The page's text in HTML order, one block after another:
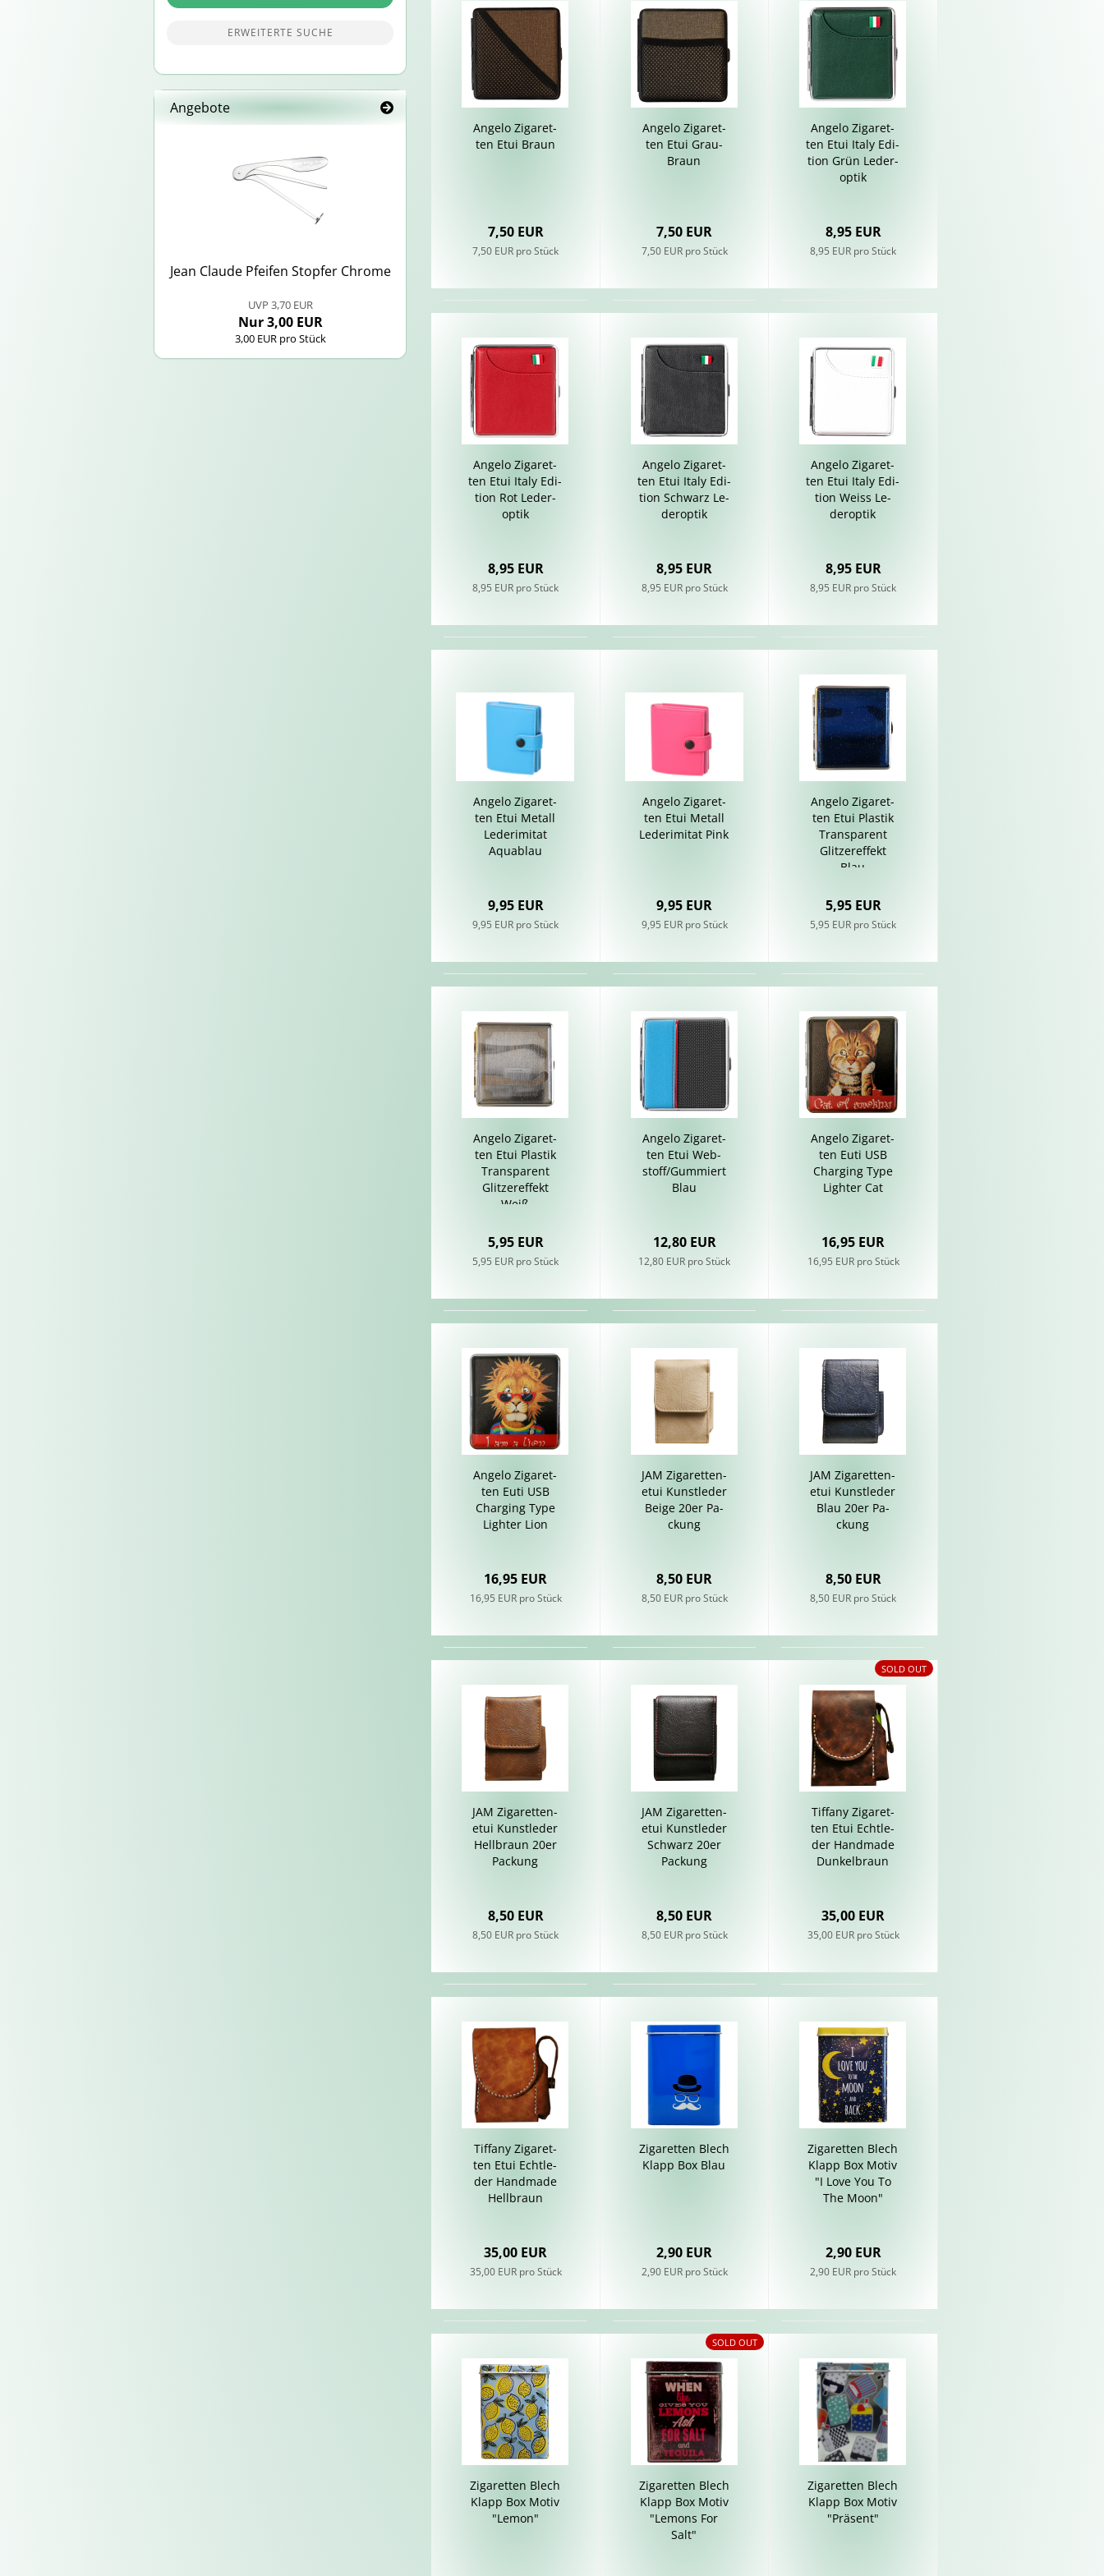
An­ge­lo Zi­ga­ret­
ten Etui Braun
7,50 EUR
7,50 EUR pro Stück
An­ge­lo Zi­ga­ret­
ten Etui Grau-​
Braun
7,50 EUR
7,50 EUR pro Stück
An­ge­lo Zi­ga­ret­
ten Etui Italy Edi­
ti­on Grün Le­der­
op­tik
8,95 EUR
8,95 EUR pro Stück
An­ge­lo Zi­ga­ret­
ten Etui Italy Edi­
ti­on Rot Le­der­
op­tik
8,95 EUR
8,95 EUR pro Stück
An­ge­lo Zi­ga­ret­
ten Etui Italy Edi­
ti­on Schwarz Le­
der­op­tik
8,95 EUR
8,95 EUR pro Stück
An­ge­lo Zi­ga­ret­
ten Etui Italy Edi­
ti­on Weiss Le­
der­op­tik
8,95 EUR
8,95 EUR pro Stück
An­ge­lo Zi­ga­ret­
ten Etui Me­tall
Le­der­imi­tat
Aqua­blau
9,95 EUR
9,95 EUR pro Stück
An­ge­lo Zi­ga­ret­
ten Etui Me­tall
Le­der­imi­tat Pink
9,95 EUR
9,95 EUR pro Stück
An­ge­lo Zi­ga­ret­
ten Etui Plas­tik
Trans­pa­rent
Glit­zer­ef­fekt
Blau
5,95 EUR
5,95 EUR pro Stück
An­ge­lo Zi­ga­ret­
ten Etui Plas­tik
Trans­pa­rent
Glit­zer­ef­fekt
Weiß
5,95 EUR
5,95 EUR pro Stück
An­ge­lo Zi­ga­ret­
ten Etui Web­
stoff/Gum­mi­ert
Blau
12,80 EUR
12,80 EUR pro Stück
An­ge­lo Zi­ga­ret­
ten Euti USB
Char­ging Type
Ligh­ter Cat
16,95 EUR
16,95 EUR pro Stück
An­ge­lo Zi­ga­ret­
ten Euti USB
Char­ging Type
Ligh­ter Lion
16,95 EUR
16,95 EUR pro Stück
JAM Zi­ga­ret­ten­
etui Kunst­le­der
Beige 20er Pa­
ckung
8,50 EUR
8,50 EUR pro Stück
JAM Zi­ga­ret­ten­
etui Kunst­le­der
Blau 20er Pa­
ckung
8,50 EUR
8,50 EUR pro Stück
JAM Zi­ga­ret­ten­
etui Kunst­le­der
Hell­braun 20er
Pa­ckung
8,50 EUR
8,50 EUR pro Stück
JAM Zi­ga­ret­ten­
etui Kunst­le­der
Schwarz 20er
Pa­ckung
8,50 EUR
8,50 EUR pro Stück
SOLD OUT
Tif­fa­ny Zi­ga­ret­
ten Etui Echt­le­
der Hand­ma­de
Dun­kel­braun
35,00 EUR
35,00 EUR pro Stück
Tif­fa­ny Zi­ga­ret­
ten Etui Echt­le­
der Hand­ma­de
Hell­braun
35,00 EUR
35,00 EUR pro Stück
Zi­ga­ret­ten Blech
Klapp Box Blau
2,90 EUR
2,90 EUR pro Stück
Zi­ga­ret­ten Blech
Klapp Box Motiv
"I Love You To
The Moon"
2,90 EUR
2,90 EUR pro Stück
Zi­ga­ret­ten Blech
Klapp Box Motiv
"Lemon"
SOLD OUT
Zi­ga­ret­ten Blech
Klapp Box Motiv
"Le­mons For
Salt"
Zi­ga­ret­ten Blech
Klapp Box Motiv
"Prä­sent"
ERWEITERTE SUCHE
Angebote
Jean Clau­de Pfei­fen Stop­fer Chro­me
UVP 3,70 EUR
Nur 3,00 EUR
3,00 EUR pro Stück